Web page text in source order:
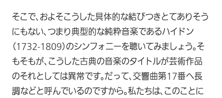
そこで、およそこうした具体的な結びつきとてありそう
にもない、つまり典型的な純粋音楽であるハイドン
（1732-1809）のシンフォニーを聴いてみましょう。そ
もそもが、こうした古典の音楽のタイトルが芸術作品
のそれとしては異常です。だって、交響曲第17番へ長
調などと呼んでいるのですから。私たちは、このことに